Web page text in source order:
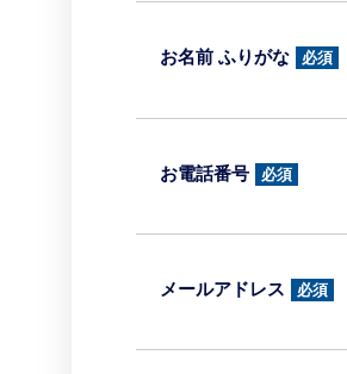
お名前 ふりがな 必須
お電話番号 必須
メールアドレス 必須